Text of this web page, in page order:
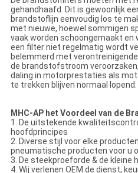
gehandhaafd. Dit is gewoonlijk
brandstoflijn eenvoudig los te
met nieuwe, hoewel sommigen
vaak worden schoongemaakt en
een filter niet regelmatig wordt
belemmerd met
de brandstofstroom
daling in motorprestaties als
te trekken blijven normaal lopend.
MHC-AP het Voordeel van de
1. De uitstekende
hoofdprincipes
2. Diverse stijl voor elke
pneumatische producten voor u
3. De steekproeforde & de kleine
4. Wij verlenen OEM de dienst,